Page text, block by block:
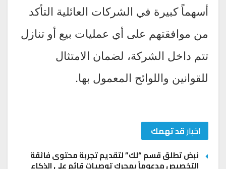
أسهماً كبيرة في الشركات العائلية التأكد
من موافقتهم على أي عمليات بيع أو تنازل
تتم داخل الشركة، لضمان الامتثال
للقوانين واللوائح المعمول بها.
اخبارقد تهمك
نبض تطلق قسم “لك” لتقديم تجربة محتوى فائقة
التخصيص مدعوماً بمحرك توصيات قائم على الذكاء